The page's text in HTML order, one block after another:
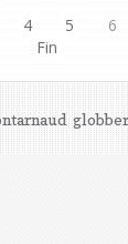
4 5
6
Fin